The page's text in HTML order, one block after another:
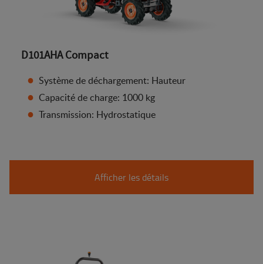
D101AHA Compact
Système de déchargement: Hauteur
Capacité de charge: 1000 kg
Transmission: Hydrostatique
Afficher les détails